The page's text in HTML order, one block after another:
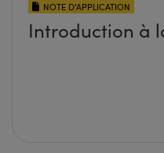
NOTE D’APPLICATION
Introduction à